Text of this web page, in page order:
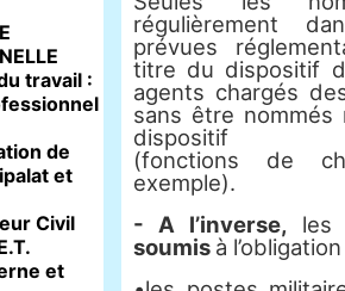
régulièrement
prévues
titre du dispositif
agents chargés
sans être nommés
dispositif
(fonctions de
exemple).
- A l’inverse, les
soumis à
travail :
de
et
Civil
et